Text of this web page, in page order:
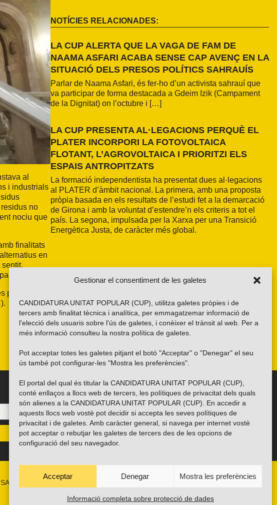
Gestionar el consentiment de les galetes
CANDIDATURA UNITAT POPULAR (CUP), utilitza galetes pròpies i de
tercers amb finalitat tècnica i analítica, per emmagatzemar informació de
l'elecció dels usuaris sobre l'ús de galetes, i conèixer el trànsit al web. Per a
més informació consulteu la nostra política de galetes
Pot acceptar totes les galetes pitjant el botó "Acceptar" o "Denegar" el seu
ús també pot configurar-les "Mostra les preferències".
El portal del qual és titular la CANDIDATURA UNITAT POPULAR (CUP),
conté enllaços a llocs web de tercers, les polítiques de privacitat dels quals
són alienes a la CANDIDATURA UNITAT POPULAR (CUP). En accedir a
aquests llocs web vostè pot decidir si accepta les seves polítiques de
privacitat i de galetes. Amb caràcter general, si navega per internet vostè
pot acceptar o rebutjar les galetes de tercers des de les opcions de
configuració del seu navegador.
Acceptar Denegar Mostra les preferències
Informació completa sobre protecció de dades
al
i industrials
no
nociu que
finalitats
en
portes del
NOTÍCIES RELACIONADES:
LA CUP ALERTA QUE LA VAGA DE FAM DE
NAAMA ASFARI ACABA SENSE CAP AVENÇ EN LA
SITUACIÓ DELS PRESOS POLÍTICS SAHRAUÍS
Parlar de Naama Asfari, és fer-ho d’un activista sahrauí que
va participar de forma destacada a Gdeim Izik (Campament
de la Dignitat) on l’octubre i […]
LA CUP PRESENTA AL·LEGACIONS PERQUÈ EL
PLATER INCORPORI LA FOTOVOLTAICA
FLOTANT, L’AGROVOLTAICA I PRIORITZI ELS
ESPAIS ANTROPITZATS
La formació independentista ha presentat dues al·legacions
al PLATER d’àmbit nacional. La primera, amb una proposta
pròpia basada en els resultats de l’estudi fet a la demarcació
de Girona i amb la voluntat d’estendre’n els criteris a tot el
país. La segona, impulsada per la Xarxa per una Transició
Energètica Justa, de caràcter més global.
Troba’ns a les xarxes socials
CAMPANYES TRANSPARÈNCIA
PROTECCIÓ DE DADES POLÍTICA DE GALETES (EU)